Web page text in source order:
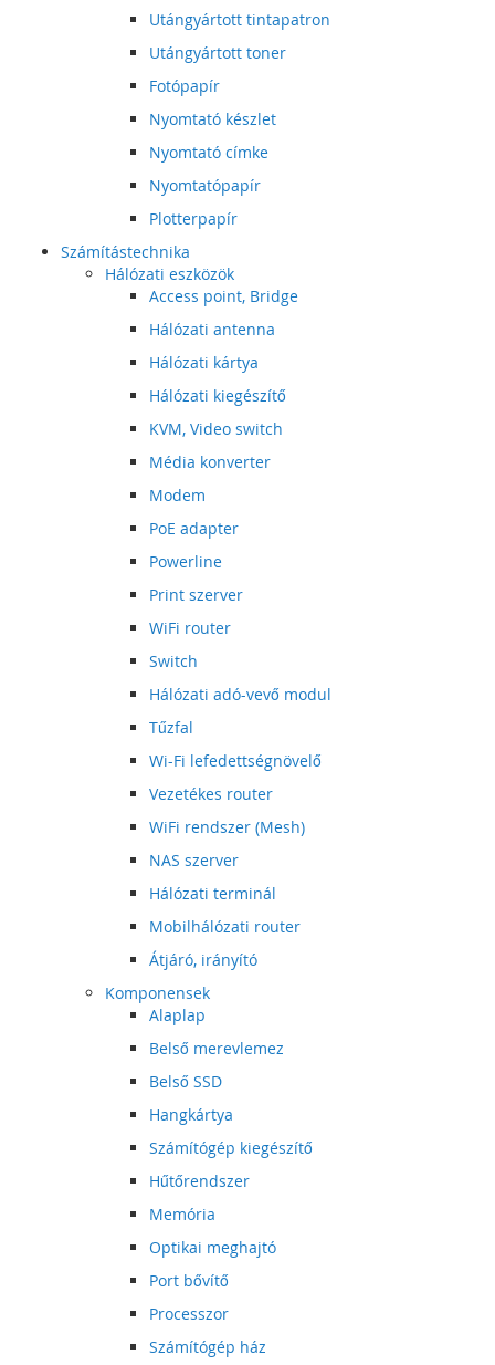
Utángyártott tintapatron
Utángyártott toner
Fotópapír
Nyomtató készlet
Nyomtató címke
Nyomtatópapír
Plotterpapír
Számítástechnika
Hálózati eszközök
Access point, Bridge
Hálózati antenna
Hálózati kártya
Hálózati kiegészítő
KVM, Video switch
Média konverter
Modem
PoE adapter
Powerline
Print szerver
WiFi router
Switch
Hálózati adó-vevő modul
Tűzfal
Wi-Fi lefedettségnövelő
Vezetékes router
WiFi rendszer (Mesh)
NAS szerver
Hálózati terminál
Mobilhálózati router
Átjáró, irányító
Komponensek
Alaplap
Belső merevlemez
Belső SSD
Hangkártya
Számítógép kiegészítő
Hűtőrendszer
Memória
Optikai meghajtó
Port bővítő
Processzor
Számítógép ház